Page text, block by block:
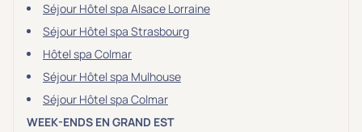
Séjour Hôtel spa Alsace Lorraine
Séjour Hôtel spa Strasbourg
Hôtel spa Colmar
Séjour Hôtel spa Mulhouse
Séjour Hôtel spa Colmar
WEEK-ENDS EN GRAND EST